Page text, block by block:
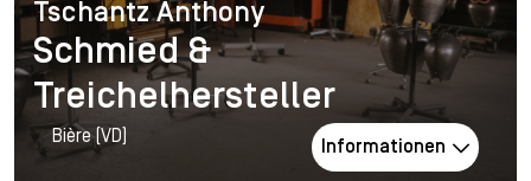
Tschantz Anthony
Tschantz Anthony
Schmied &
Treichelhersteller
Bière (VD)
Informationen